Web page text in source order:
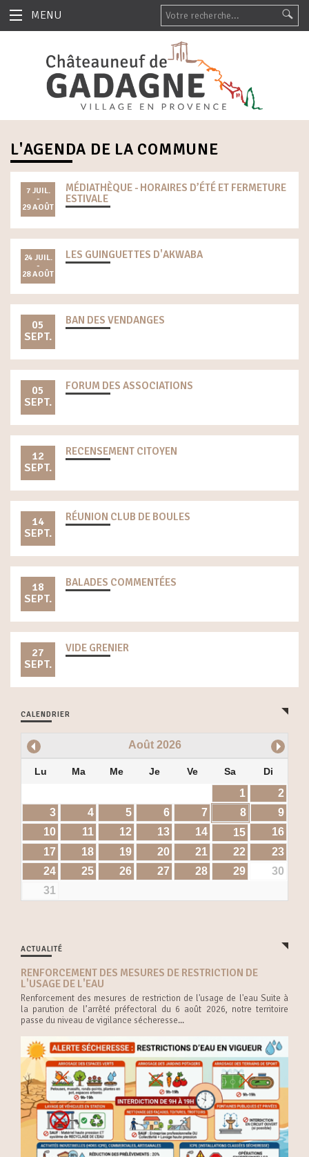
MENU
L'AGENDA DE LA COMMUNE
7 JUIL.
-
29 AOÛT
MÉDIATHÈQUE - HORAIRES D’ÉTÉ ET FERMETURE
ESTIVALE
24 JUIL.
-
28 AOÛT
LES GUINGUETTES D'AKWABA
05
SEPT.
BAN DES VENDANGES
05
SEPT.
FORUM DES ASSOCIATIONS
12
SEPT.
RECENSEMENT CITOYEN
14
SEPT.
RÉUNION CLUB DE BOULES
18
SEPT.
BALADES COMMENTÉES
27
SEPT.
VIDE GRENIER
CALENDRIER
Août 2026
Lu Ma Me Je Ve Sa Di
1
2
3
4 5 6 7 8
9
10
11 12 13 14 15
16
17
18 19 20 21 22
23
24
25 26 27 28 29
30
31
ACTUALITÉ
RENFORCEMENT DES MESURES DE RESTRICTION DE
L'USAGE DE L'EAU
Renforcement des mesures de restriction de l'usage de l'eau Suite à
la parution de l’arrêté préfectoral du 6 août 2026, notre territoire
passe du niveau de vigilance sécheresse...